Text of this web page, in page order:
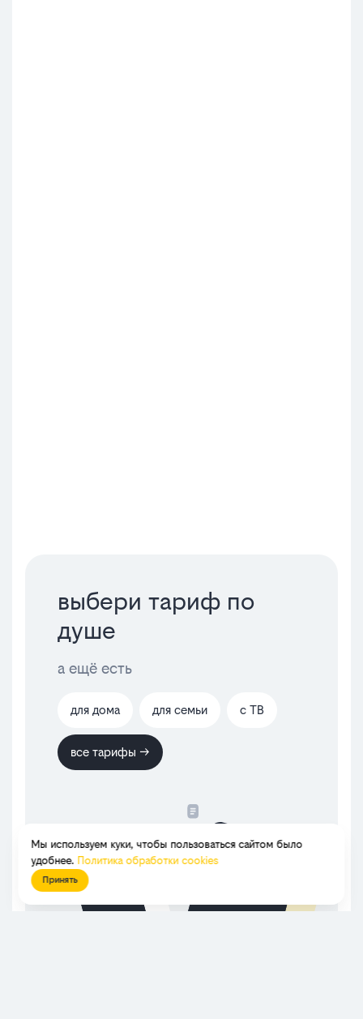
выбери тариф по
душе
а ещё есть
для дома для семьи с ТВ
все тарифы →
Мы используем куки, чтобы пользоваться сайтом было
удобнее. Политика обработки cookies
Принять